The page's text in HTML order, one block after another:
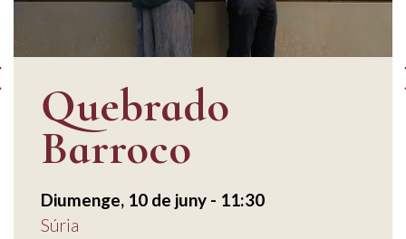
Quebrado
Barroco
Diumenge, 10 de juny - 11:30
Súria